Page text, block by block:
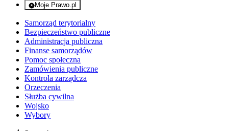
Moje Prawo.pl
- rejestracja i logowanie do serwisu
Samorząd terytorialny
Bezpieczeństwo publiczne
Administracja publiczna
Finanse samorządów
Pomoc społeczna
Zamówienia publiczne
Kontrola zarządcza
Orzeczenia
Służba cywilna
Wojsko
Wybory